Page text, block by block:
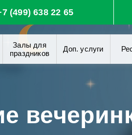
(499) 638 22 65
Залы для
праздников
Доп. услуги